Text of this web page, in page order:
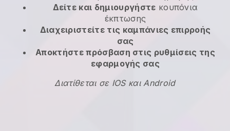
Δείτε και δημιουργήστε κουπόνια
έκπτωσης
Διαχειριστείτε τις καμπάνιες επιρροής
σας
Αποκτήστε πρόσβαση στις ρυθμίσεις της
εφαρμογής σας
Διατίθεται σε IOS και Android